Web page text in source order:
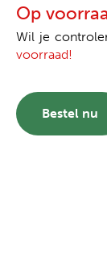
Op
Wil je
voorraad!
Bestel nu